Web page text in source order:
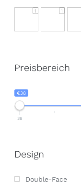
1 1
Preisbereich
€38
38
Design
Double-Face